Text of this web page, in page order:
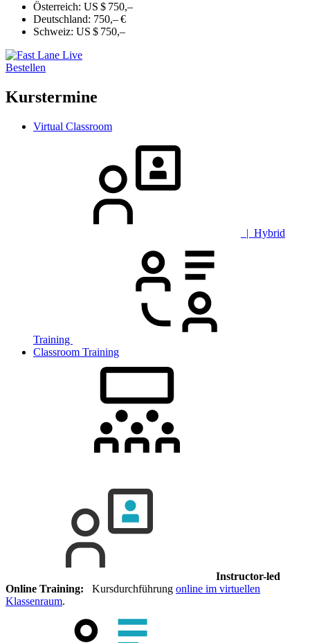
Österreich: US $ 750,–
Deutschland: 750,– €
Schweiz: US $ 750,–
Bestellen
Kurstermine
Virtual Classroom
| Hybrid
Training
Classroom Training
Instructor-led
Online Training: Kursdurchführung online im virtuellen
Klassenraum.